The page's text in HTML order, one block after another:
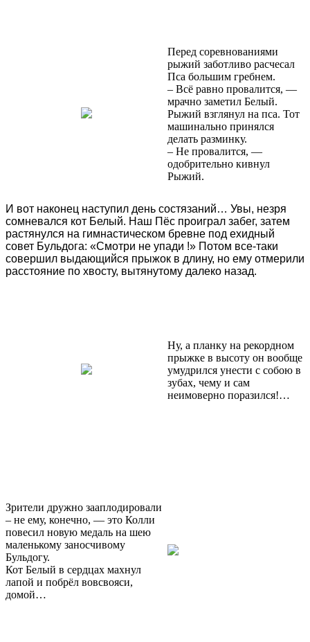
Перед соревнованиями
рыжий заботливо расчесал
Пса большим гребнем.
– Всё равно провалится, —
мрачно заметил Белый.
Рыжий взглянул на пса. Тот
машинально принялся
делать разминку.
– Не провалится, —
одобрительно кивнул
Рыжий.
И вот наконец наступил день состязаний… Увы, незря
сомневался кот Белый. Наш Пёс проиграл забег, затем
растянулся на гимнастическом бревне под ехидный
совет Бульдога: «Смотри не упади !» Потом все-таки
совершил выдающийся прыжок в длину, но ему отмерили
расстояние по хвосту, вытянутому далеко назад.
Ну, а планку на рекордном
прыжке в высоту он вообще
умудрился унести с собою в
зубах, чему и сам
неимоверно поразился!…
Зрители дружно зааплодировали
– не ему, конечно, — это Колли
повесил новую медаль на шею
маленькому заносчивому
Бульдогу.
Кот Белый в сердцах махнул
лапой и побрёл вовсвояси,
домой…